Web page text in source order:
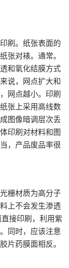
刷。纸张表面的
张对裱。通常。
和氧化结膜方式
说，网点扩大和
网点越小。印刷
张上采用高线数
图像暗调层次丢
印刷对材料和图
，产品废品率很
栅材质为高分子
上不会发生渗透
接印刷，利用紫
同时，应该注意
片药膜面相反。